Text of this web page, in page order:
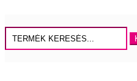
Keresés
erre: